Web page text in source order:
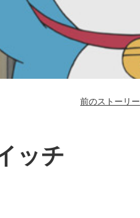
前のストーリー
ッチ